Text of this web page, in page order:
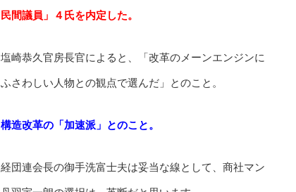
民間議員」４氏を内定した。
塩崎恭久官房長官によると、「改革のメーンエンジンに
ふさわしい人物との観点で選んだ」とのこと。
構造改革の「加速派」とのこと。
経団連会長の御手洗富士夫は妥当な線として、商社マン